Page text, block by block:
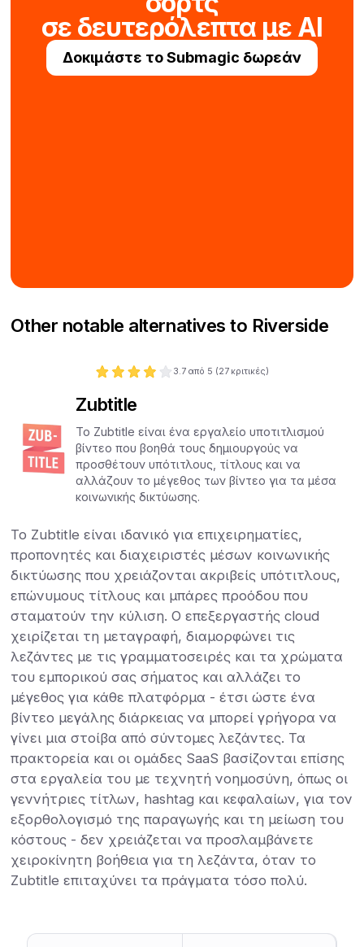
σε δευτερόλεπτα με AI
Δοκιμάστε το Submagic δωρεάν
Other notable alternatives to Riverside
3.7 από 5 (27 κριτικές)
Zubtitle
Το Zubtitle είναι ένα εργαλείο υποτιτλισμού
βίντεο που βοηθά τους δημιουργούς να
προσθέτουν υπότιτλους, τίτλους και να
αλλάζουν το μέγεθος των βίντεο για τα μέσα
κοινωνικής δικτύωσης.
Το Zubtitle είναι ιδανικό για επιχειρηματίες,
προπονητές και διαχειριστές μέσων κοινωνικής
δικτύωσης που χρειάζονται ακριβείς υπότιτλους,
επώνυμους τίτλους και μπάρες προόδου που
σταματούν την κύλιση. Ο επεξεργαστής cloud
χειρίζεται τη μεταγραφή, διαμορφώνει τις
λεζάντες με τις γραμματοσειρές και τα χρώματα
του εμπορικού σας σήματος και αλλάζει το
μέγεθος για κάθε πλατφόρμα - έτσι ώστε ένα
βίντεο μεγάλης διάρκειας να μπορεί γρήγορα να
γίνει μια στοίβα από σύντομες λεζάντες. Τα
πρακτορεία και οι ομάδες SaaS βασίζονται επίσης
στα εργαλεία του με τεχνητή νοημοσύνη, όπως οι
γεννήτριες τίτλων, hashtag και κεφαλαίων, για τον
εξορθολογισμό της παραγωγής και τη μείωση του
κόστους - δεν χρειάζεται να προσλαμβάνετε
χειροκίνητη βοήθεια για τη λεζάντα, όταν το
Zubtitle επιταχύνει τα πράγματα τόσο πολύ.